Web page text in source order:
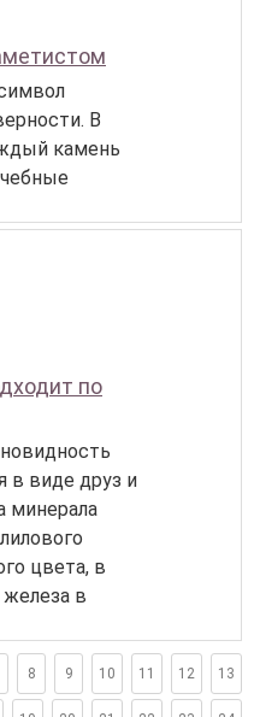
В
камень
по
в виде друз и
минерала
цвета, в
в
8 9 10 11 12 13